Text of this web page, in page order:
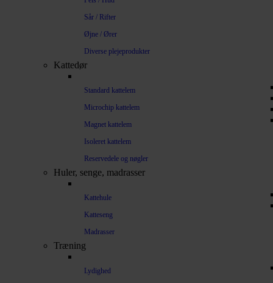
Sår / Rifter
Øjne / Ører
Diverse plejeprodukter
Kattedør
Standard kattelem
Microchip kattelem
Magnet kattelem
Isoleret kattelem
Reservedele og nøgler
Huler, senge, madrasser
Kattehule
Katteseng
Madrasser
Træning
Lydighed